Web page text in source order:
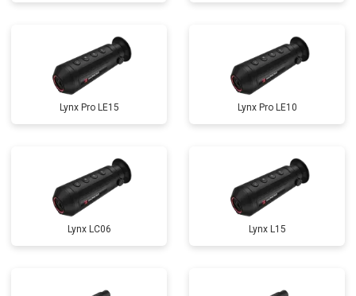
Lynx Pro LE15 Lynx Pro LE10
Lynx LC06 Lynx L15